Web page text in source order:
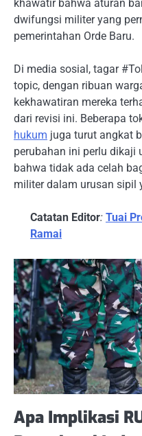
khawatir bahwa aturan
dwifungsi militer yang
pemerintahan Orde Baru.
Di media sosial, tagar
topic, dengan ribuan
kekhawatiran mereka
dari revisi ini. Beberapa
hukum juga turut angkat
perubahan ini perlu dikaji
bahwa tidak ada celah
militer dalam urusan sipil
Catatan Editor: Tuai
Ramai
Apa Implikasi